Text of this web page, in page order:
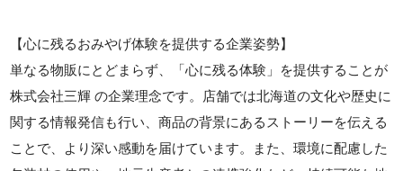
【心に残るおみやげ体験を提供する企業姿勢】
単なる物販にとどまらず、「心に残る体験」を提供することが
株式会社三輝 の企業理念です。店舗では北海道の文化や歴史に
関する情報発信も行い、商品の背景にあるストーリーを伝える
ことで、より深い感動を届けています。また、環境に配慮した